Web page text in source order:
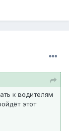
к водителям
этот